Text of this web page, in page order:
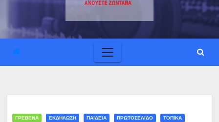
ΓΡΕΒΕΝΑ ΕΚΔΗΛΩΣΗ ΠΑΙΔΕΙΑ ΠΡΩΤΟΣΕΛΙΔΟ ΤΟΠΙΚΑ